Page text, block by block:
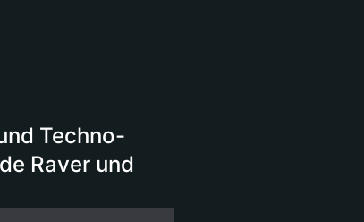
Techno-
Raver und